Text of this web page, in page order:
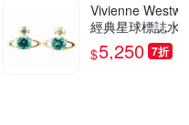
Vivienne
經典星球標誌水
珍珠飾穿針式耳
多款
$5,250 7折